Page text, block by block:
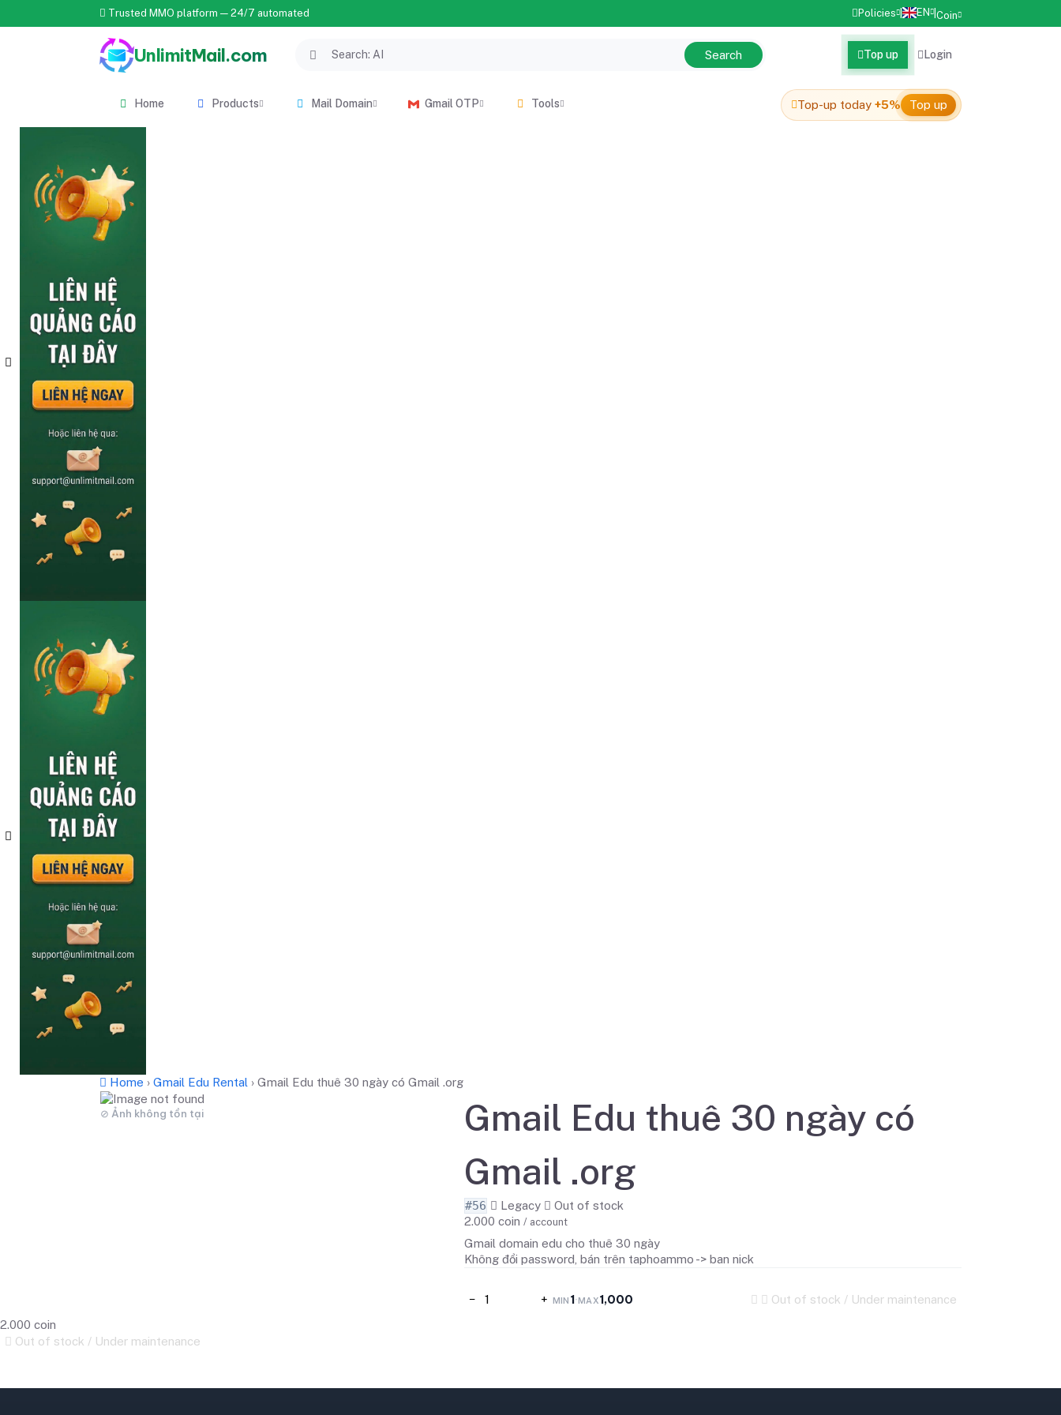
Trusted MMO platform — 24/7 automated Policies EN Coin
UnlimitMail.com Search Top up Login
Home Products Mail Domain Gmail OTP Tools Top-up today +5% Top up
Home › Gmail Edu Rental › Gmail Edu thuê 30 ngày có Gmail .org
Gmail Edu thuê 30 ngày có
Gmail .org
#56 Legacy
Out of stock
2.000 coin / account
Gmail domain edu cho thuê 30 ngày
Không đổi password, bán trên taphoammo -> ban nick
− + MIN 1·MAX1,000
Out of stock / Under maintenance
2.000 coin
Out of stock / Under maintenance